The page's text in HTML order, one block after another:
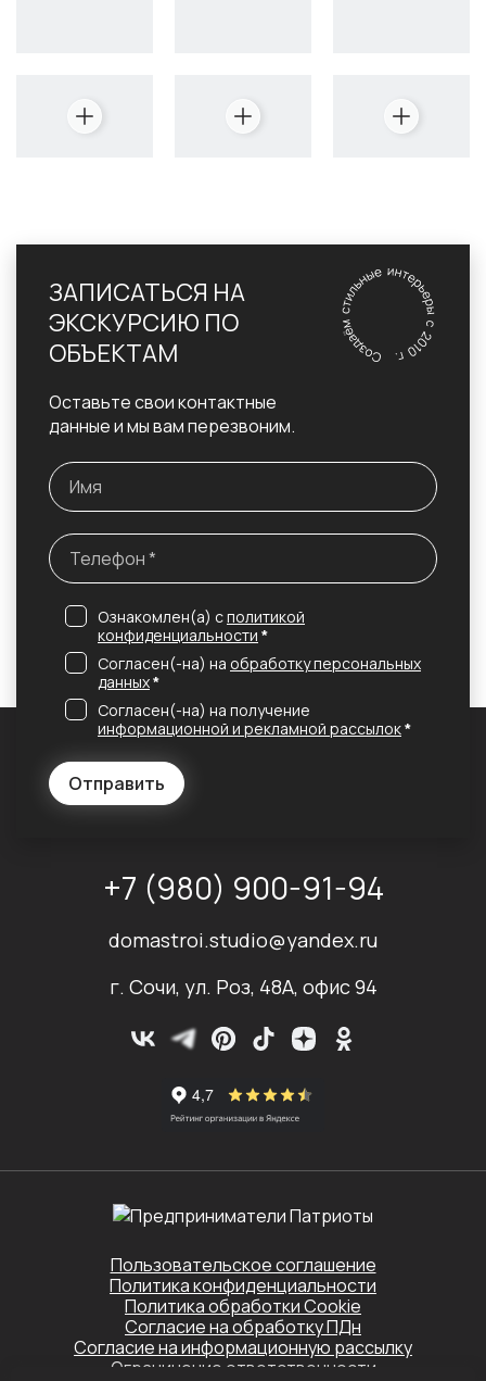
ЗАПИСАТЬСЯ НА
ЭКСКУРСИЮ ПО
ОБЪЕКТАМ
Оставьте свои контактные
данные и мы вам перезвоним.
Отправить
Ознакомлен(а) сполитикой
конфиденциальности *
Согласен(-на) на обработку персональных
данных*
Согласен(-на) на получение
информационной и рекламной рассылок*
+7 (980) 900-91-94
domastroi.studio@yandex.ru
г. Сочи, ул. Роз, 48А, офис 94
Пользовательское соглашение
Политика конфиденциальности
Политика обработки Cookie
Согласие на обработку ПДн
Согласие на информационную рассылку
Ограничение ответственности